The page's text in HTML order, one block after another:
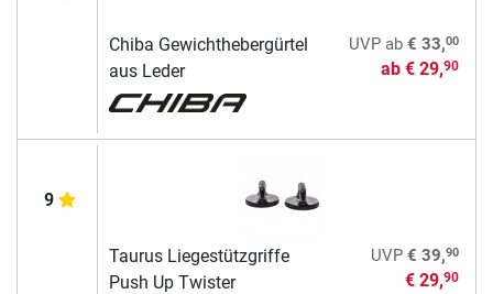
Chiba Gewichthebergürtel
aus Leder
UVPab € 33,00
ab € 29,90
9
Taurus Liegestützgriffe
Push Up Twister
UVP € 39,90
€ 29,90